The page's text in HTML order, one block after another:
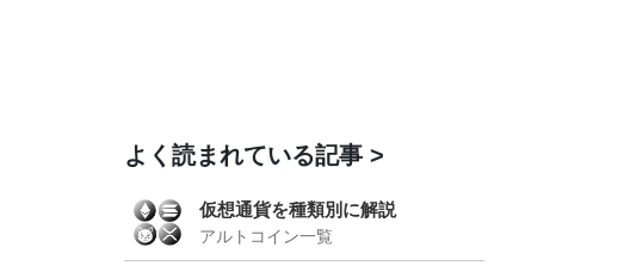
よく読まれている記事
仮想通貨を種類別に解説
アルトコイン一覧